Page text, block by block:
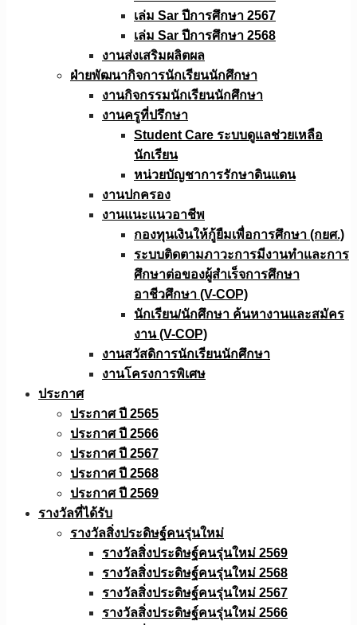
เล่ม Sar ปีการศึกษา 2567
เล่ม Sar ปีการศึกษา 2568
งานส่งเสริมผลิตผล
ฝ่ายพัฒนากิจการนักเรียนนักศึกษา
งานกิจกรรมนักเรียนนักศึกษา
งานครูที่ปรึกษา
Student Care ระบบดูแลช่วยเหลือ
นักเรียน
หน่วยบัญชาการรักษาดินแดน
งานปกครอง
งานแนะแนวอาชีพ
กองทุนเงินให้กู้ยืมเพื่อการศึกษา (กยศ.)
ระบบติดตามภาวะการมีงานทำและการ
ศึกษาต่อของผู้สำเร็จการศึกษา
อาชีวศึกษา (V-COP)
นักเรียน/นักศึกษา ค้นหางานและสมัคร
งาน (V-COP)
งานสวัสดิการนักเรียนนักศึกษา
งานโครงการพิเศษ
ประกาศ
ประกาศ ปี 2565
ประกาศ ปี 2566
ประกาศ ปี 2567
ประกาศ ปี 2568
ประกาศ ปี 2569
รางวัลที่ได้รับ
รางวัลสิ่งประดิษฐ์คนรุ่นใหม่
รางวัลสิ่งประดิษฐ์คนรุ่นใหม่ 2569
รางวัลสิ่งประดิษฐ์คนรุ่นใหม่ 2568
รางวัลสิ่งประดิษฐ์คนรุ่นใหม่ 2567
รางวัลสิ่งประดิษฐ์คนรุ่นใหม่ 2566